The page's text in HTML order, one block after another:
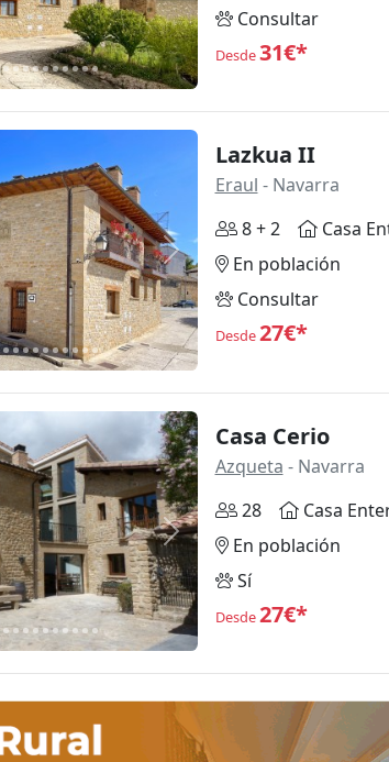
Consultar
Desde31€*
Siguiente
Lazkua II
Eraul - Navarra
8 + 2
Casa
En población
Consultar
Desde27€*
Siguiente
Casa Cerio
Azqueta - Navarra
28
Casa
En población
Sí
Desde27€*